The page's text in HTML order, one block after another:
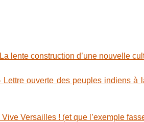
lente construction d’une nouvelle
Lettre ouverte des peuples indiens à
Vive Versailles ! (et que l’exemple